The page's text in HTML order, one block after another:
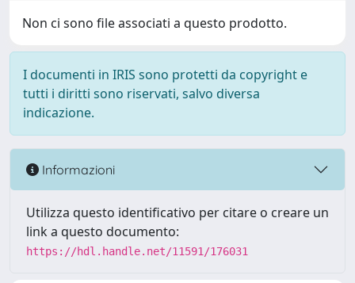
Non ci sono file associati a questo prodotto.
I documenti in IRIS sono protetti da copyright e
tutti i diritti sono riservati, salvo diversa
indicazione.
Informazioni
Utilizza questo identificativo per citare o creare un
link a questo documento:
https://hdl.handle.net/11591/176031